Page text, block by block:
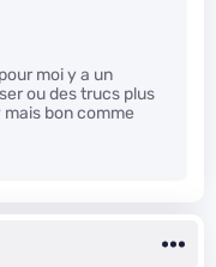
moi y a un
ou des trucs plus
bon comme